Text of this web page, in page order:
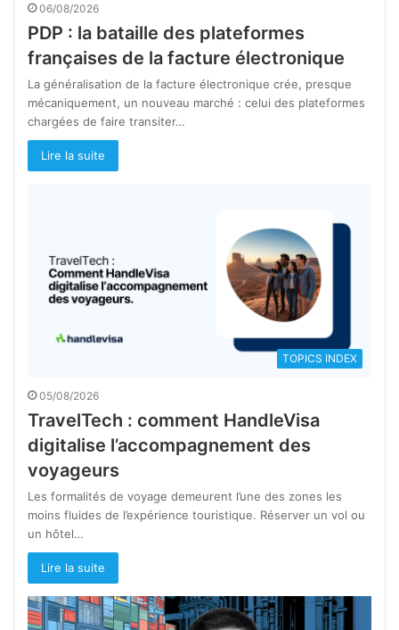
06/08/2026
PDP : la bataille des plateformes
françaises de la facture électronique
La généralisation de la facture électronique crée, presque
mécaniquement, un nouveau marché : celui des plateformes
chargées de faire transiter…
Lire la suite
TOPICS INDEX
05/08/2026
TravelTech : comment HandleVisa
digitalise l’accompagnement des
voyageurs
Les formalités de voyage demeurent l’une des zones les
moins fluides de l’expérience touristique. Réserver un vol ou
un hôtel…
Lire la suite